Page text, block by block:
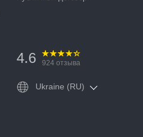
4.6 924 отзыва
Ukraine (RU)